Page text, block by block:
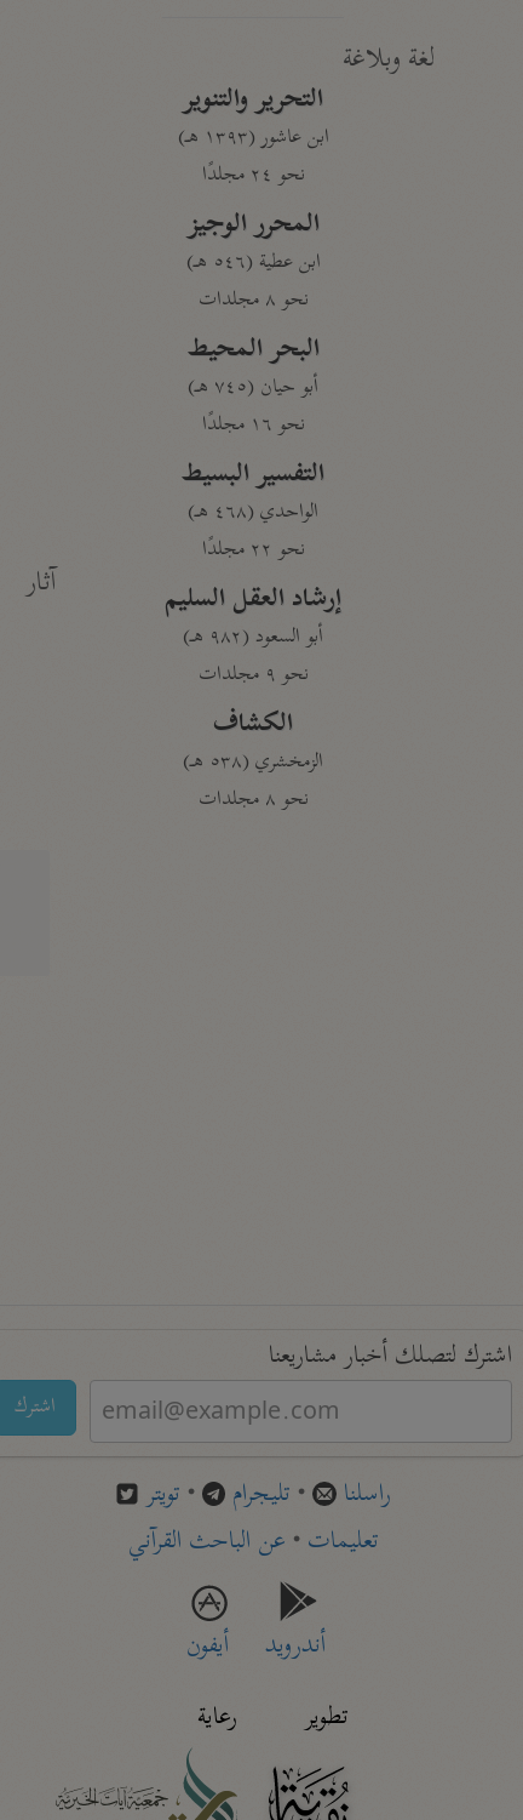
لغة وبلاغة
التحرير والتنوير
ابن عاشور (١٣٩٣ هـ)
نحو ٢٤ مجلدًا
المحرر الوجيز
ابن عطية (٥٤٦ هـ)
نحو ٨ مجلدات
البحر المحيط
أبو حيان (٧٤٥ هـ)
نحو ١٦ مجلدًا
التفسير البسيط
الواحدي (٤٦٨ هـ)
نحو ٢٢ مجلدًا
إرشاد العقل السليم
أبو السعود (٩٨٢ هـ)
نحو ٩ مجلدات
الكشاف
الزمخشري (٥٣٨ هـ)
نحو ٨ مجلدات
آثار
اشترك لتصلك أخبار مشاريعنا
اشترك
راسلنا • تليجرام • تويتر
تعليمات• عن الباحث القرآني
أندرويد
أيفون
تطوير
رعاية